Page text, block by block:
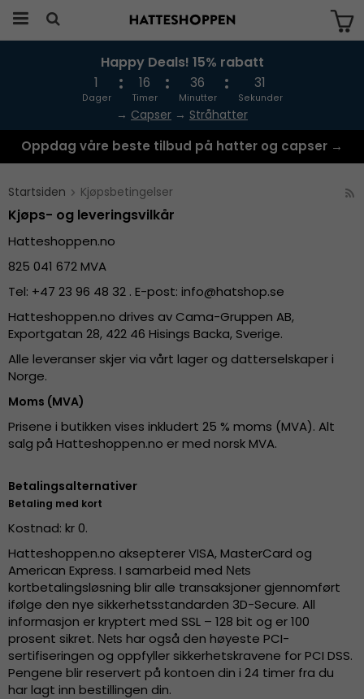
Produktet har blitt lagt til i handlekurven
Happy Deals! 15% rabatt
1
Dager
16
Timer
36
Minutter
30
Sekunder
→ Capser → Stråhatter
Oppdag våre beste tilbud på hatter og capser →
Startsiden Kjøpsbetingelser
Kjøps- og leveringsvilkår
Hatteshoppen.no
825 041 672 MVA
Tel: +47 23 96 48 32 . E-post: info@hatshop.se
Hatteshoppen.no drives av Cama-Gruppen AB,
Exportgatan 28, 422 46 Hisings Backa, Sverige.
Alle leveranser skjer via vårt lager og datterselskaper i
Norge.
Moms (MVA)
Prisene i butikken vises inkludert 25 % moms (MVA). Alt
salg på Hatteshoppen.no er med norsk MVA.
Betalingsalternativer
Betaling med kort
Kostnad: kr 0.
Hatteshoppen.no aksepterer VISA, MasterCard og
American Express. I samarbeid med Nets
kortbetalingsløsning blir alle transaksjoner gjennomført
ifølge den nye sikkerhetsstandarden 3D-Secure. All
informasjon er kryptert med SSL – 128 bit og er 100
prosent sikret. Nets har også den høyeste PCI-
sertifiseringen og oppfyller sikkerhetskravene for PCI DSS.
Pengene blir reservert på kontoen din i 24 timer fra du
har lagt inn bestillingen din.